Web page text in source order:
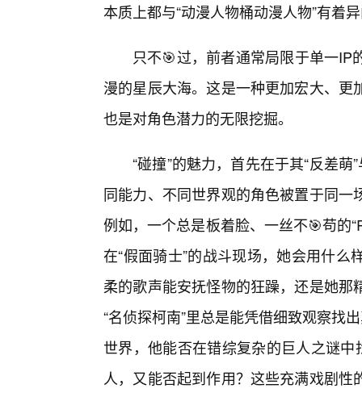
本质上都与“动漫人物桶动漫人物”有着
只不🎯过，前者通常局限于单一
漫的星辰大海。这是一种更加宏大、
也是对角色潜力的无限挖掘。
“碰撞”的魅力，首先在于其“反差
同能力、不同世界观的角色被置于同
例如，一个总是板着脸、一丝不🎯苟的
在“假面骑士”的战斗现场，她会用什
柔的歌声能安抚怪物的狂躁，还是她
“名侦探柯南”里总是能凭借细致观察找
世界，他能否在错综复杂的巨人之谜
人，又能否起到作用？这些充满戏剧